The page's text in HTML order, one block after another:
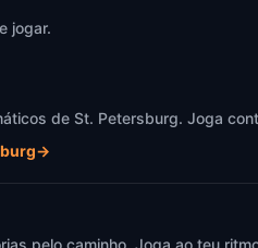
jogar.
de St. Petersburg. Joga
→
pelo caminho. Joga ao teu